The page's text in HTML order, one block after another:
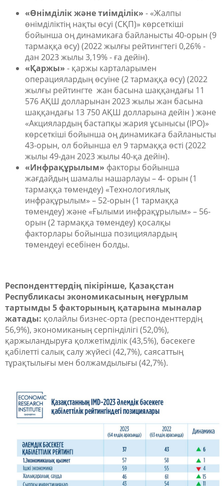
«Өнімділік және тиімділік» - «Жалпы
өнімділіктің нақты өсуі (СҚП)» көрсеткіші
бойынша оң динамикаға байланысты 40-орын (9
тармаққа өсу) (2022 жылғы рейтингтегі 0,26% -
дан 2023 жылы 3,19% - ға дейін).
«Қаржы» - қаржы карталарымен
операциялардың өсуіне (2 тармаққа өсу) (2022
жылғы рейтингте жан басына шаққандағы 11
576 АҚШ долларынан 2023 жылы жан басына
шаққандағы 13 750 АҚШ долларына дейін ) және
«Акциялардың бастапқы жария ұсынысы (IPO)»
көрсеткіші бойынша оң динамикаға байланысты
43-орын, ол бойынша ел 9 тармаққа өсті (2022
жылы 49-дан 2023 жылы 40-қа дейін).
«Инфрақұрылым» факторы бойынша
жағдайдың шамалы нашарлауы – 4- орын (1
тармаққа төмендеу) «Технологиялық
инфрақұрылым» – 52-орын (1 тармаққа
төмендеу) және «Ғылыми инфрақұрылым» – 56-
орын (2 тармаққа төмендеу) қосалқы
факторлары бойынша позициялардың
төмендеуі есебінен болды.
Респонденттердің пікірінше, Қазақстан
Республикасы экономикасының неғұрлым
тартымды 5 факторының қатарына мыналар
жатады: қолайлы бизнес-орта (респонденттердің
56,9%), экономиканың серпінділігі (52,0%),
қаржыландыруға қолжетімділік (43,5%), бәсекеге
қабілетті салық салу жүйесі (42,7%), саясаттың
тұрақтылығы мен болжамдылығы (42,7%).